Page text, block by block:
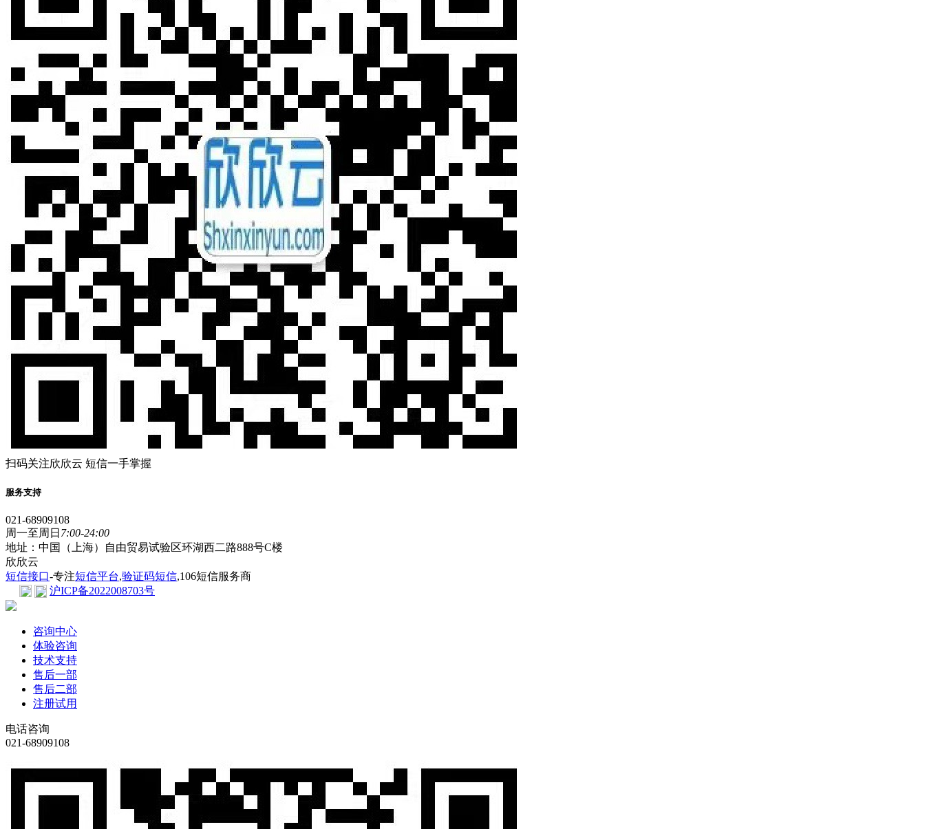
扫码关注欣欣云 短信一手掌握
服务支持
021-68909108
周一至周日 7:00-24:00
地址：中国（上海）自由贸易试验区环湖西二路888号C楼
欣欣云
短信接口-专注短信平台,验证码短信,106短信服务商
沪ICP备2022008703号
咨询中心
体验咨询
技术支持
售后一部
售后二部
注册试用
电话咨询
021-68909108